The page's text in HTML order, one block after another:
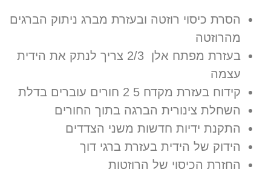
הסרת כיסוי רוזטה ובעזרת מברג ניתוק הברגים
מהרוזטה
בעזרת מפתח אלן
2/3 צריך לנתק את הידית
עצמה
קידוח בעזרת מקדח 5 2 חורים עוברים בדלת
השחלת צינורית הברגה בתוך החורים
התקנת ידיות חדשות משני הצדדים
הידוק של הידית בעזרת ברגי דוך
החזרת הכיסוי של הרוזטות